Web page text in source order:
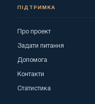
ПІДТРИМКА
Про проект
Задати питання
Допомога
Контакти
Статистика